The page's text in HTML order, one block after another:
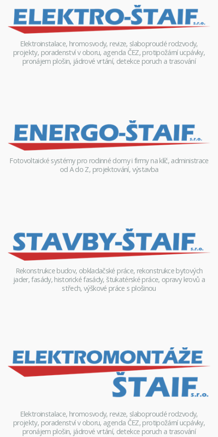
Elektroinstalace, hromosvody, revize, slaboproudé rodzvody,
projekty, poradenství v oboru, agenda ČEZ, protipožární ucpávky,
pronájem plošin, jádrové vrtání, detekce poruch a trasování
Fotovoltaické systémy pro rodinné domy i firmy na klíč, administrace
od A do Z, projektování, výstavba
Rekonstrukce budov, obkladačské práce, rekonstrukce bytových
jader, fasády, historické fasády, štukatérské práce, opravy krovů a
střech, výškové práce s plošinou
Elektroinstalace, hromosvody, revize, slaboproudé rodzvody,
projekty, poradenství v oboru, agenda ČEZ, protipožární ucpávky,
pronájem plošin, jádrové vrtání, detekce poruch a trasování